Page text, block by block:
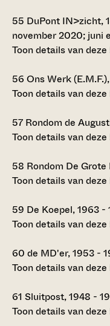
55 DuPont IN>zicht,
november 2020; juni
Toon details van
56 Ons Werk
Toon details van
57 Rondom de
Toon details van
58 Rondom De
Toon details van
59 De Koepel, 1963 -
Toon details van
60 de MD'er, 1953 -
Toon details van
61 Sluitpost, 1948 -
Toon details van